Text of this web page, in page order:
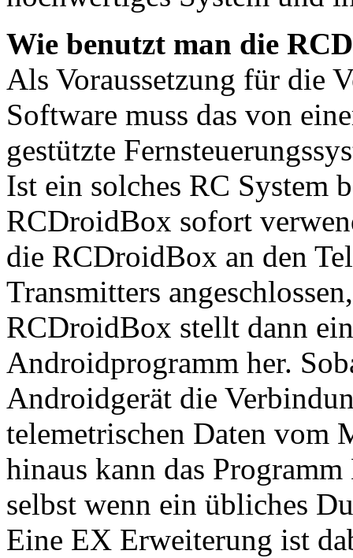
Wie benutzt man die
Als Voraussetzung für die
Software muss das von
gestützte
Ist ein solches RC System
RCDroidBox sofort
die RCDroidBox an den
Transmitters
RCDroidBox stellt dann
Androidprogramm her.
Androidgerät die
telemetrischen Daten vom
hinaus kann das
selbst wenn ein übliches
Eine EX Erweiterung ist